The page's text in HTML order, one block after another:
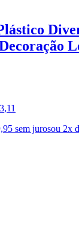
,11
sem jurosou 2x